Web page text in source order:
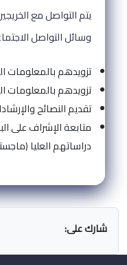
يتم التواصل مع
وسائل التواصل
تزويدهم بالمعلومات
تزويدهم بالمعلومات
تقديم النصائح
متابعة الإشراف على
دراساتهم العليا
شارك على: